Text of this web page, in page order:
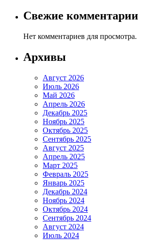
Свежие комментарии
Нет комментариев для просмотра.
Архивы
Август 2026
Июль 2026
Май 2026
Апрель 2026
Декабрь 2025
Ноябрь 2025
Октябрь 2025
Сентябрь 2025
Август 2025
Апрель 2025
Март 2025
Февраль 2025
Январь 2025
Декабрь 2024
Ноябрь 2024
Октябрь 2024
Сентябрь 2024
Август 2024
Июль 2024